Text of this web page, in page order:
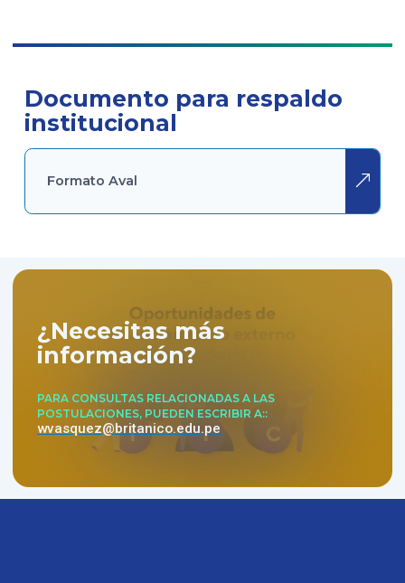
Documento para respaldo
institucional
Formato Aval
¿Necesitas más
información?
PARA CONSULTAS RELACIONADAS A LAS
POSTULACIONES, PUEDEN ESCRIBIR A:
wvasquez@britanico.edu.pe